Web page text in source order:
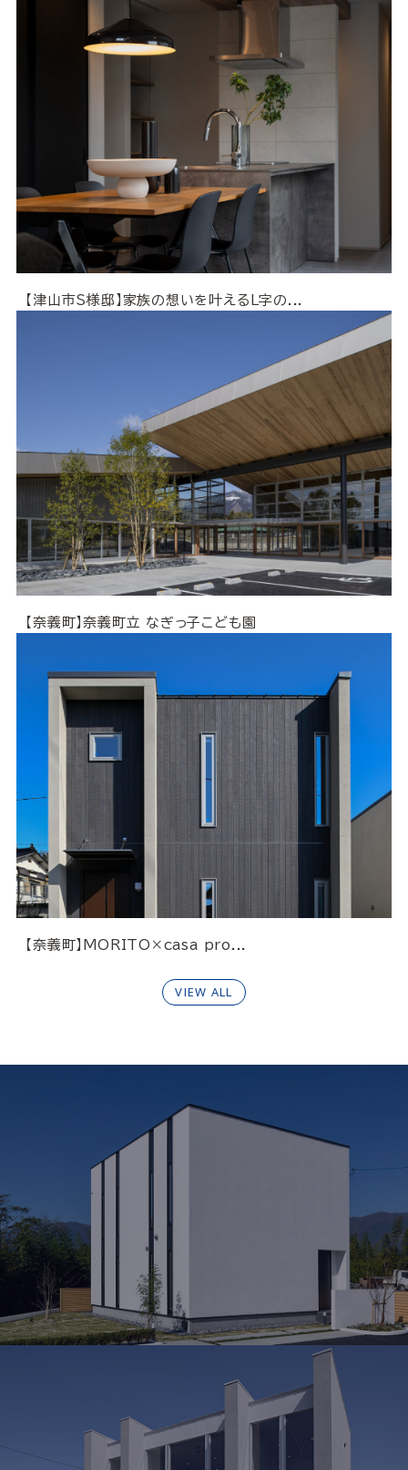
【津山市S様邸】家族の想いを叶えるL字の...
【奈義町】奈義町立 なぎっ子こども園
【奈義町】MORITO×casa pro...
VIEW ALL
MODEL HOUSE
岡山北モデルハウス
岡山県勝田郡奈義町荒内西58-2